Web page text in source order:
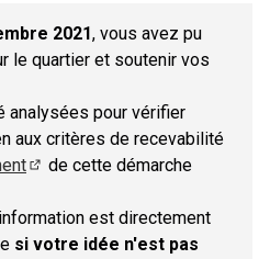
2021, vous avez pu
le quartier et soutenir vos
analysées pour vérifier
aux critères de recevabilité
de cette démarche
est directement
si votre idée n'est pas